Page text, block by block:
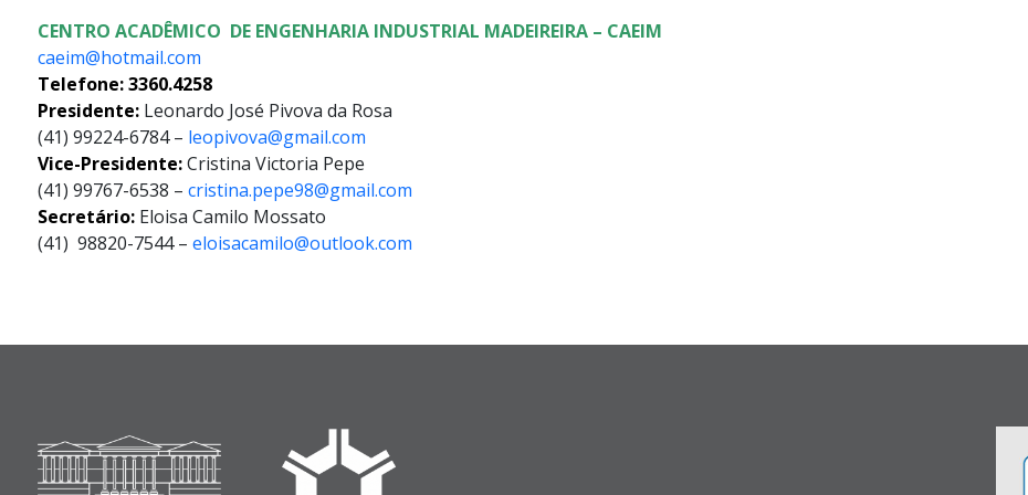
CENTRO ACADÊMICO DE ENGENHARIA INDUSTRIAL MADEIREIRA – CAEIM
caeim@hotmail.com
Telefone: 3360.4258
Presidente: Leonardo José Pivova da Rosa
(41) 99224-6784 – leopivova@gmail.com
Vice-Presidente:Cristina Victoria Pepe
(41) 99767-6538 – cristina.pepe98@gmail.com
Secretário: Eloisa Camilo Mossato
(41) 98820-7544– eloisacamilo@outlook.com